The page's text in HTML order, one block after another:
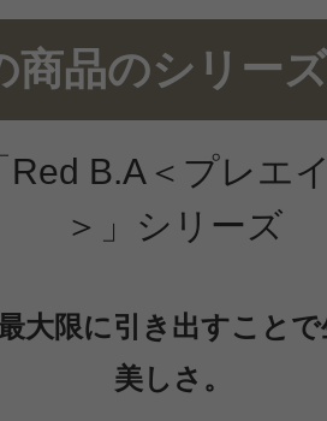
感覚でグングン吸収さ
良いので、コストパ
商品のシリー
Red B.A＜プレエ
＞」シリーズ
大限に引き出すこと
美しさ。